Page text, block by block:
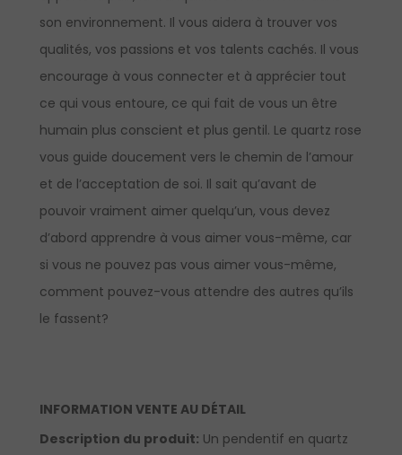
son environnement. Il vous aidera à trouver vos
qualités, vos passions et vos talents cachés. Il vous
encourage à vous connecter et à apprécier tout
ce qui vous entoure, ce qui fait de vous un être
humain plus conscient et plus gentil. Le quartz rose
vous guide doucement vers le chemin de l’amour
et de l’acceptation de soi. Il sait qu’avant de
pouvoir vraiment aimer quelqu’un, vous devez
d’abord apprendre à vous aimer vous-même, car
si vous ne pouvez pas vous aimer vous-même,
comment pouvez-vous attendre des autres qu’ils
le fassent?
INFORMATION VENTE AU DÉTAIL
Description du produit: Un pendentif en quartz